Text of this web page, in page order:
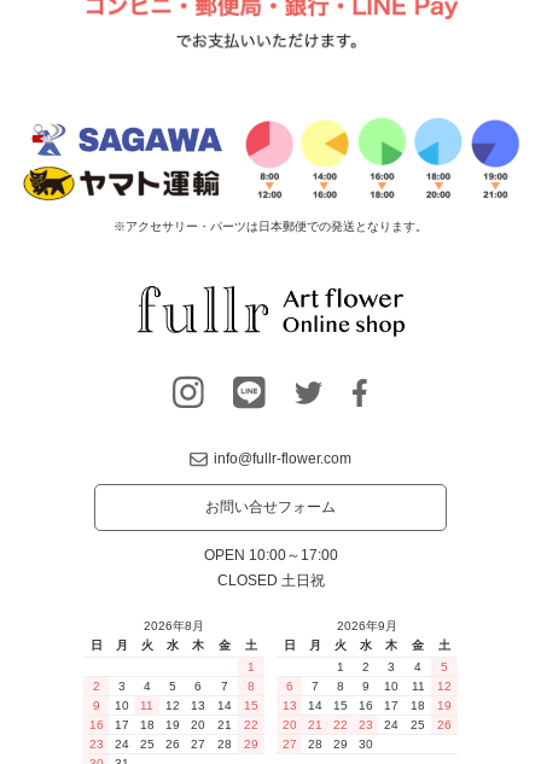
※アクセサリー・パーツは日本郵便での発送となります。
info@fullr-flower.com
お問い合せフォーム
OPEN 10:00～17:00
CLOSED 土日祝
2026年8月
日
月 火 水 木 金
土
1
2
3 4 5 6 7
8
9
10 11 12 13 14
15
16
17 18 19 20 21
22
23
24 25 26 27 28
29
2026年9月
日
月 火 水 木 金
土
1
2 3 4
5
6
7 8 9 10 11
12
13
14 15 16 17 18
19
20
21 22 23 24 25
26
27
28 29 30